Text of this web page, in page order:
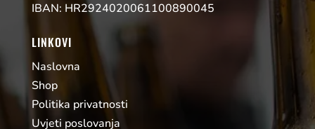
IBAN: HR2924020061100890045
LINKOVI
Naslovna
Shop
Politika privatnosti
Uvjeti poslovanja